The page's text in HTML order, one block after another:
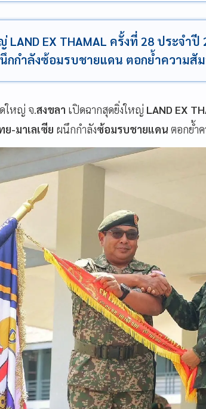
LAND EX THAMAL ครั้งที่ 28 ประจำ
กกำลังซ้อมรบชายแดน ตอกย้ำความ
ใหญ่ จ.สงขลา เปิดฉากสุดยิ่งใหญ่ LAND EX
-มาเลเซีย ผนึกกำลังซ้อมรบชายแดน ตอกย้ำ